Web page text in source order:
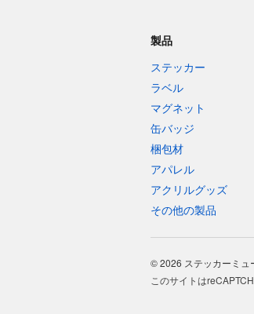
製品
ステッカー
ラベル
マグネット
缶バッジ
梱包材
アパレル
アクリルグッズ
その他の製品
© 2026 ステッカーミュ
このサイトは